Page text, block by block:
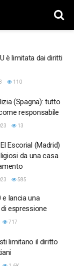
è limitata dai diritti
110
(Spagna): tutto
responsabile
13
Escorial (Madrid)
da una casa
585
e lancia una
espressione
717
limitano il diritto